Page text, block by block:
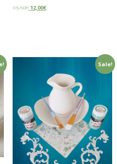
15,50€ 12,00€
Sale!